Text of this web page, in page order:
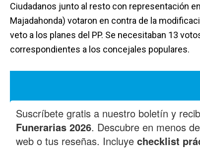
Ciudadanos junto al resto con representación
Majadahonda) votaron en contra de la
veto a los planes del PP. Se necesitaban 13
correspondientes a los concejales populares.